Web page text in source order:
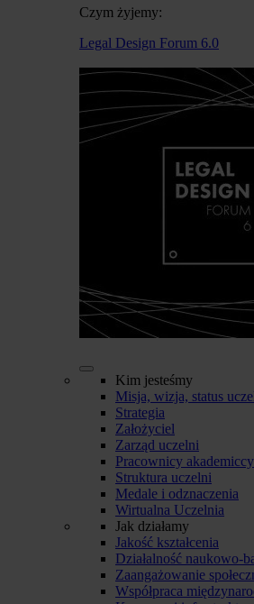
Czym żyjemy:
Legal Design Forum 6.0
Kim jesteśmy
Misja, wizja, status
Strategia
Założyciel
Zarząd uczelni
Pracownicy akademiccy
Struktura uczelni
Medale i odznaczenia
Wirtualna Uczelnia
Jak działamy
Jakość kształcenia
Działalność naukowo-
Zaangażowanie
Współpraca